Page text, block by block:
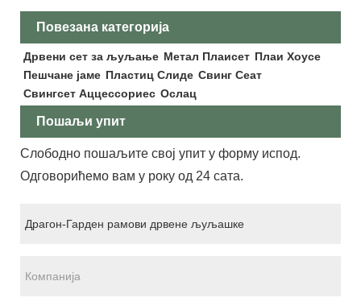
Повезана категорија
Дрвени сет за љуљање Метал Плаисет Плаи Хоусе
Пешчане јаме Пластиц Слиде Свинг Сеат
Свингсет Аццессориес Ослац
Пошаљи упит
Слободно пошаљите свој упит у форму испод.
Одговорићемо вам у року од 24 сата.